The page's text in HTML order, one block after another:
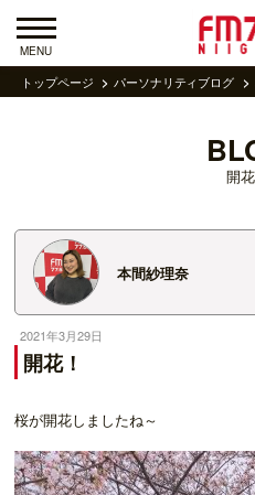
MENU
トップページ パーソナリティブログ
開花
本間紗理奈
2021年3月29日
開花！
桜が開花しましたね～